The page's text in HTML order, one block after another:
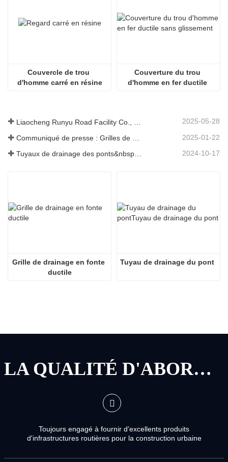
Couvercle de trou
d'homme carré en résine
Couverture du trou
d'homme en fer ductile
2025-05-28
2025-01-22
Tuyaux de drainage des ponts&nbsp;: garantir une gestion efficace de l’eau dans les infrastructures modernes 2024-10-17
Grille de drainage en fonte
ductile
Tuyau de drainage du pont
LA QUALITÉ D'ABORD, LE SERVICE D'ABORD
Toujours engagé à fournir d'excellents produits
d'infrastructures routières pour la construction urbaine